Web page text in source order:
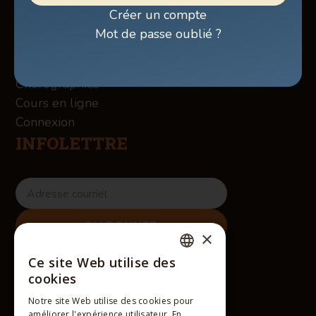
Créer un compte
Mot de passe oublié ?
Boutique
À propos des Winslow
Chorégraphies
Cours en ligne
Connexion
INFOLETTRE
RÉSEAUX SOCIAUX
×
Ce site Web utilise des
cookies
Notre site Web utilise des cookies pour